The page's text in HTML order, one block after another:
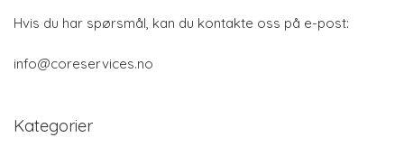
Hvis du har spørsmål, kan du kontakte oss på e-post:
info@coreservices.no
Kategorier